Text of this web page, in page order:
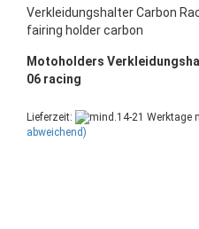
Verkleidungshalter Carbon
fairing holder carbon
Motoholders
06 racing
Lieferzeit:
abweichend)